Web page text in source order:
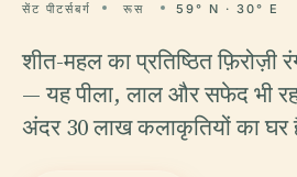
सेंट पीटर्सबर्ग रूस 59° N · 30° E
शीत-महल का प्रतिष्ठित
— यह पीला, लाल और सफेद भी
अंदर 30 लाख कलाकृतियों का घर